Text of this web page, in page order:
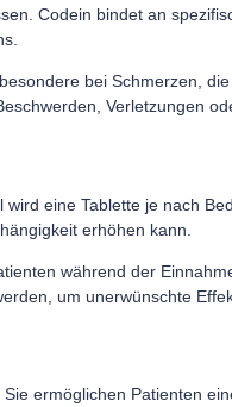
Codein bindet an
bei Schmerzen,
Verletzungen
eine Tablette je nach
erhöhen kann.
während der
um unerwünschte
ermöglichen Patienten